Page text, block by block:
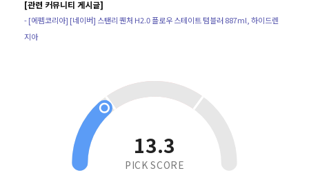
[관련 커뮤니티 게시글]
- [에펨코리아] [네이버] 스탠리 퀜처 H2.0 플로우 스테이트 텀블러 887ml, 하이드렌
지아
13.3
PICK SCORE